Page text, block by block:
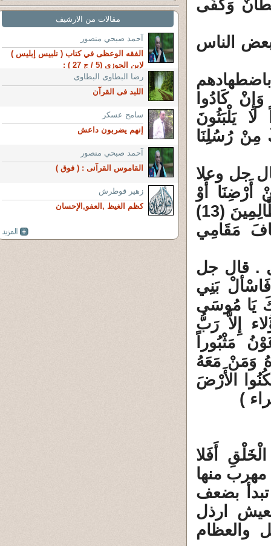
سُلْطَانٌ وَكَفَى
بعض الناس
كَادُوا
يَلْبَثُونَ
قَبْلَكَ مِنْ رُسُلِنَا
جل وعلا
أَرْضِنَا أَوْ
لَتَعُودُنَّ فِي مِلَّتِنَا فَأَوْحَى إِلَيْهِمْ رَبُّهُمْ لَنُهْلِكَنَّ الظَّالِمِينَ (13)
مَقَامِي
. قال جل
بَنِي
يَا مُوسَى
إِلاَّ رَبُّ
مَثْبُوراً
وَمَنْ مَعَهُ
الأَرْضَ
أَفَلا
مهرب منها
بضعف
ارذل
والعظام
مقالات من الارشيف
آحمد صبحي منصور
الفقه الوعظى في كتاب ( تلبيس إبليس )
لإبن الجوزى (5 / ج 27 ) :
رضا البطاوى البطاوى
اللبد فى القرآن
سامح عسكر
إنهم يضربون داعش
آحمد صبحي منصور
القاموس القرآنى : ( فوق )
زهير قوطرش
كظم الغيظ ,العفو,الإحسان